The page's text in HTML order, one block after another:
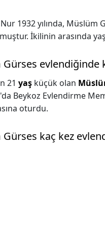
1932 yılında, Müslüm
İkilinin arasında
evlendiğinde
21 yaş küçük olan
Beykoz Evlendirme
oturdu.
kaç kez